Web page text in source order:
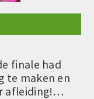
finale had
te maken en
afleiding!…